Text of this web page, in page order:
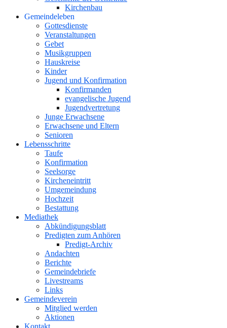
Kirchenbau
Gemeindeleben
Gottesdienste
Veranstaltungen
Gebet
Musikgruppen
Hauskreise
Kinder
Jugend und Konfirmation
Konfirmanden
evangelische Jugend
Jugendvertretung
Junge Erwachsene
Erwachsene und Eltern
Senioren
Lebensschritte
Taufe
Konfirmation
Seelsorge
Kircheneintritt
Umgemeindung
Hochzeit
Bestattung
Mediathek
Abkündigungsblatt
Predigten zum Anhören
Predigt-Archiv
Andachten
Berichte
Gemeindebriefe
Livestreams
Links
Gemeindeverein
Mitglied werden
Aktionen
Kontakt